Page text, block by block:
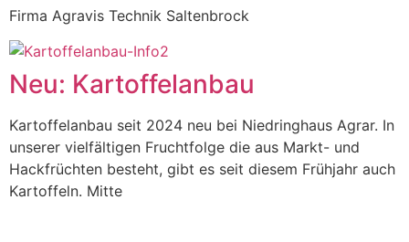
Firma Agravis Technik Saltenbrock
Neu: Kartoffelanbau
Kartoffelanbau seit 2024 neu bei Niedringhaus Agrar. In
unserer vielfältigen Fruchtfolge die aus Markt- und
Hackfrüchten besteht, gibt es seit diesem Frühjahr auch
Kartoffeln. Mitte